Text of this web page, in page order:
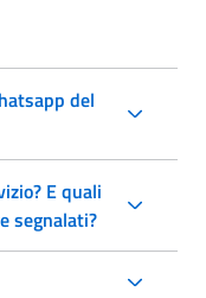
del
E quali
segnalati?